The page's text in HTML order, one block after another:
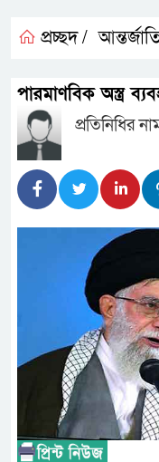
প্রচ্ছদ /
পারমাণবিক অস্ত্র
প্রতিনিধির